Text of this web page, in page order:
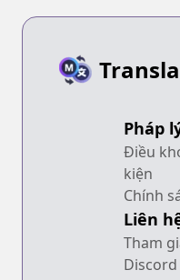
Pháp
Điều
kiện
Chính
Liên
Tham
Discord